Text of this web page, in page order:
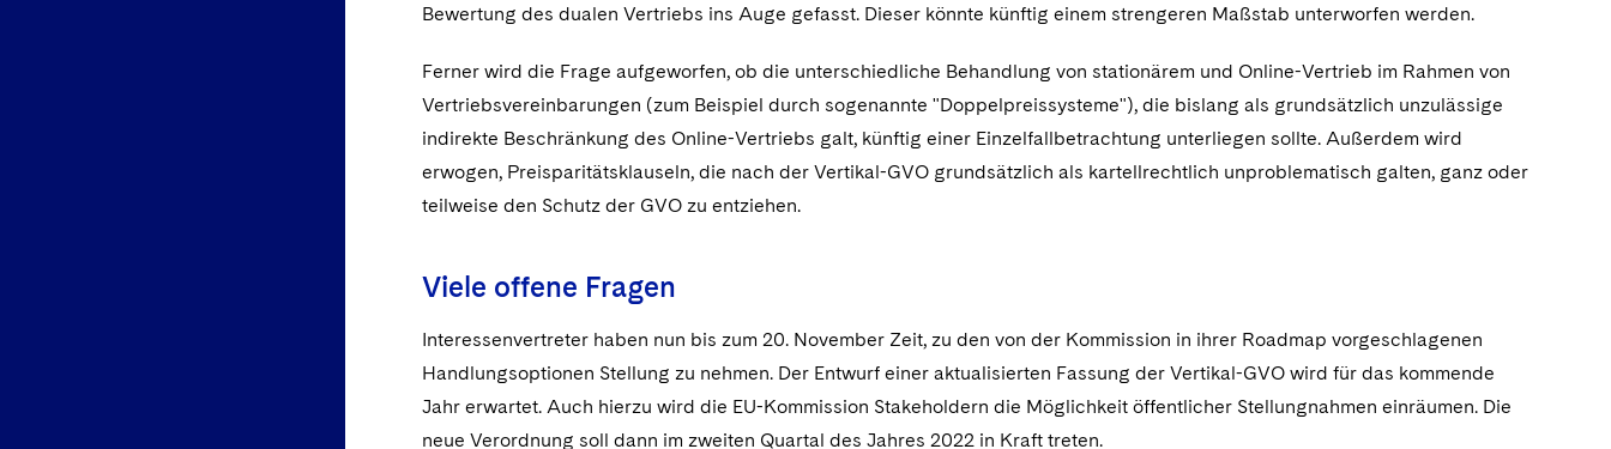
Bewertung des dualen Vertriebs ins Auge gefasst. Dieser könnte künftig einem strengeren Maßstab unterworfen werden.
Ferner wird die Frage aufgeworfen, ob die unterschiedliche Behandlung von stationärem und Online-Vertrieb im Rahmen von
Vertriebsvereinbarungen (zum Beispiel durch sogenannte "Doppelpreissysteme"), die bislang als grundsätzlich unzulässige
indirekte Beschränkung des Online-Vertriebs galt, künftig einer Einzelfallbetrachtung unterliegen sollte. Außerdem wird
erwogen, Preisparitätsklauseln, die nach der Vertikal-GVO grundsätzlich als kartellrechtlich unproblematisch galten, ganz oder
teilweise den Schutz der GVO zu entziehen.
Viele offene Fragen
Interessenvertreter haben nun bis zum 20. November Zeit, zu den von der Kommission in ihrer Roadmap vorgeschlagenen
Handlungsoptionen Stellung zu nehmen. Der Entwurf einer aktualisierten Fassung der Vertikal-GVO wird für das kommende
Jahr erwartet. Auch hierzu wird die EU-Kommission Stakeholdern die Möglichkeit öffentlicher Stellungnahmen einräumen. Die
neue Verordnung soll dann im zweiten Quartal des Jahres 2022 in Kraft treten.